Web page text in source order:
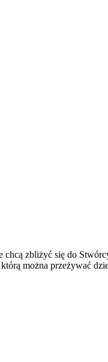
zbliżyć się do
można przeżywać